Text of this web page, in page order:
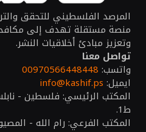
المرصد الفلسطيني للتحقق
منصة مستقلة تهدف إلى
وتعزيز مبادئ أخلاقيات النشر.
تواصل معنا
واتسب: 00970566448448
ايميل: info@kashif.ps
المكتب الرئيسي: فلسطين -
ط1.
المكتب الفرعي: رام الله -